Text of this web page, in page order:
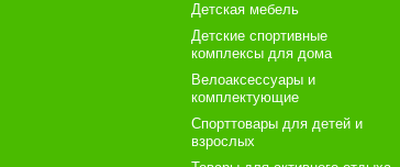
Детская мебель
Детские спортивные
комплексы для дома
Велоаксессуары и
комплектующие
Спорттовары для детей и
взрослых